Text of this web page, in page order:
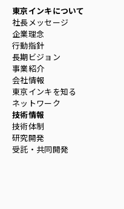
東京インキについて
社長メッセージ
企業理念
行動指針
長期ビジョン
事業紹介
会社情報
東京インキを知る
ネットワーク
技術情報
技術体制
研究開発
受託・共同開発